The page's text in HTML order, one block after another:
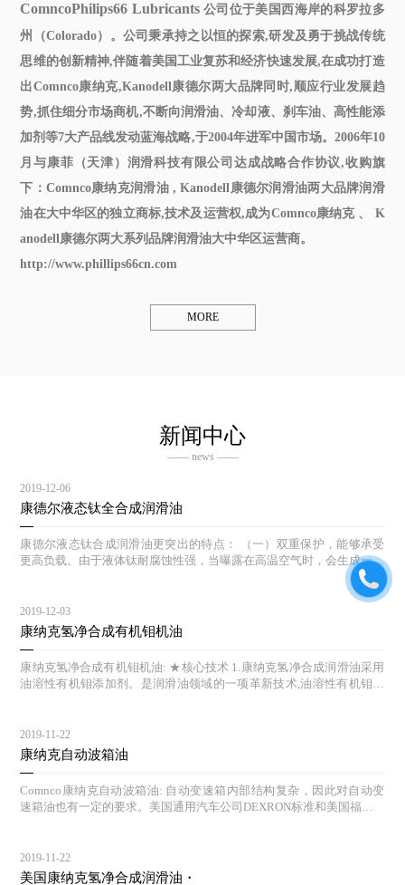
ComncoPhilips66 Lubricants公司位于美国西海岸的科罗拉多
州（Colorado）。公司秉承持之以恒的探索,研发及勇于挑战传统
思维的创新精神,伴随着美国工业复苏和经济快速发展,在成功打造
出Comnco康纳克,Kanodell康德尔两大品牌同时,顺应行业发展趋
势,抓住细分市场商机,不断向润滑油、冷却液、刹车油、高性能添
加剂等7大产品线发动蓝海战略,于2004年进军中国市场。2006年10
月与康菲（天津）润滑科技有限公司达成战略合作协议,收购旗
下：Comnco康纳克润滑油, Kanodell康德尔润滑油两大品牌润滑
油在大中华区的独立商标,技术及运营权,成为Comnco康纳克 、 K
anodell康德尔两大系列品牌润滑油大中华区运营商。
http://www.phillips66cn.com
MORE
新闻中心
—— news ——
2019-12-06
康德尔液态钛全合成润滑油
康德尔液态钛合成润滑油更突出的特点： （一）双重保护，能够承受
更高负载。由于液体钛耐腐蚀性强，当曝露在高温空气时，会生成一层
钝氧化物保护膜，因此当发动机在高压,高速的运行状态时,康德尔液体
钛机油能够自动追踪压力点,生成保护膜,降低发动机的磨损，更好的保
护发动机。 （二）自我修复作用 。钛作为液体金属进入发动机后，不
仅能提高发动机的抗氧化作用，而且有自我修复功能。液体钛机油在引
擎摩擦最频繁的地方形成一层保护膜，这就像给引擎磨损点加了一个抵
抗磨损的盾牌，由于它是在分子层面进行引擎保护，因而能够让引擎运
行更加长久。 测试证明康德尔液体钛机油能有效帮助减少引擎磨损： S
EQUENCE IIIG发动机按照要求模仿在炎热天气下运行的拖车：与ILSA
A发动机模仿在低温下运行的拖车：与ILSAC GF-4抗磨损保护标准相
比，添加液体钛添加剂后，可以减少引擎磨损达85%；与市面上普通版
2019-12-03
康纳克氢净合成有机钼机油
康纳克氢净合成有机钼机油: ★核心技术 1.康纳克氢净合成润滑油采用
油溶性有机钼添加剂。是润滑油领域的一项革新技术,油溶性有机钼是
使康纳克产品达到严格的欧洲、美国汽车制造商的执行标准，在正常以
及恶劣的条件下都能有效防止对发动机的磨损，并保持发动机清洁，降
低机油消耗及燃油消耗。 ★核心科技原理 1.在静止、缓和工况下，有
机钼可在机械摩擦表面形成一层具有减摩、抗磨、极压作用的物理吸附
膜，具有长期持续的抗氧化功能，从而有效的对发动机进行长效保护；
2.在高速、高温、高压苛刻的工况下，有机钼分解为纳米级的二硫化钼
2019-11-22
康纳克自动波箱油
Comnco康纳克自动波箱油: 自动变速箱内部结构复杂，因此对自动变
速箱油也有一定的要求。美国通用汽车公司DEXRON标准和美国福特M
变速箱对其工作油的粘度极其敏感，所以粘度是自动变速箱的特性之
一。不同的种类自动变速箱所需的自动变速箱粘度也是不同的。因此，
2019-11-22
美国康纳克氢净合成润滑油・